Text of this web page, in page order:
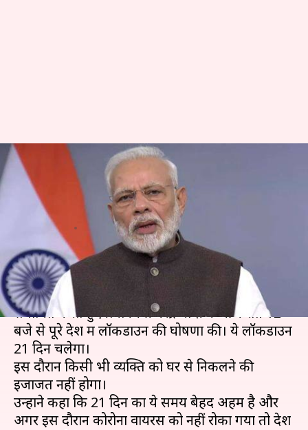
कोरोना वायरस: पूरा भारत बंद,
प्रधानमंत्री मोदी ने किया 21 दिन के
लॉकडाउन का ऐलान
मुकुल तोमर Mar 24, 2020 08:46 pm
क्या है खबर?
कोरोना वायरस पर एक हफ्ते में दूसरी बार देश को
संबोधित करते हुए प्रधानमंत्री नरेंद्र मोदी ने आज रात 12
बजे से पूरे देश में लॉकडाउन की घोषणा की। ये लॉकडाउन
21 दिन चलेगा।
इस दौरान किसी भी व्यक्ति को घर से निकलने की
इजाजत नहीं होगा।
उन्होंने कहा कि 21 दिन का ये समय बेहद अहम है और
अगर इस दौरान कोरोना वायरस को नहीं रोका गया तो देश